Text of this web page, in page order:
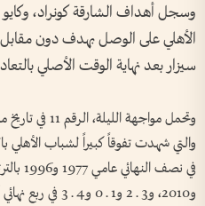
وسجل أهداف الشارقة كونراد،
الأهلي على الوصل بهدف دون
سيزار بعد نهاية الوقت الأصلي
وتحمل مواجهة